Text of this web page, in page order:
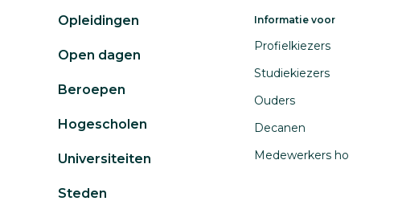
Opleidingen
Open dagen
Beroepen
Hogescholen
Universiteiten
Steden
Informatie voor
Profielkiezers
Studiekiezers
Ouders
Decanen
Medewerkers ho